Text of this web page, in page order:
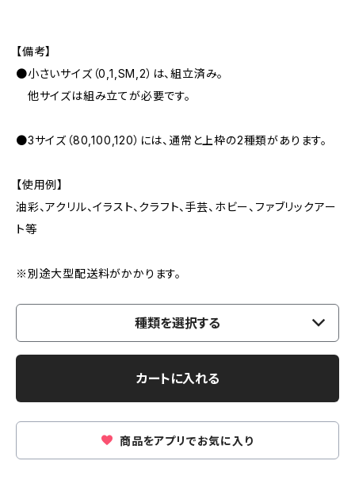
【備考】
●小さいサイズ（0,1,SM,2）は、組立済み。
他サイズは組み立てが必要です。
●3サイズ（80,100,120）には、通常と上枠の2種類があります。
【使用例】
油彩、アクリル、イラスト、クラフト、手芸、ホビー、ファブリックアー
ト等
※別途大型配送料がかかります。
種類を選択する
カートに入れる
商品をアプリでお気に入り